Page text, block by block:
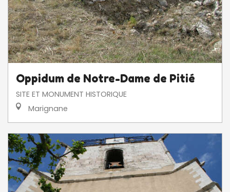
Oppidum de Notre-Dame de Pitié
SITE ET MONUMENT HISTORIQUE
Marignane